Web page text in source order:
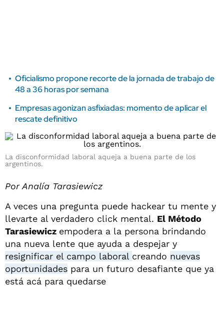
Oficialismo propone recorte de la jornada de trabajo de
48 a 36 horas por semana
Empresas agonizan asfixiadas: momento de aplicar el
rescate definitivo
La disconformidad laboral aqueja a buena parte de los
argentinos.
Por Analía Tarasiewicz
A veces una pregunta puede hackear tu mente y
llevarte al verdadero click mental. El Método
Tarasiewicz empodera a la persona brindando
una nueva lente que ayuda a despejar y
resignificar el campo laboral creando nuevas
oportunidades para un futuro desafiante que ya
está acá para quedarse